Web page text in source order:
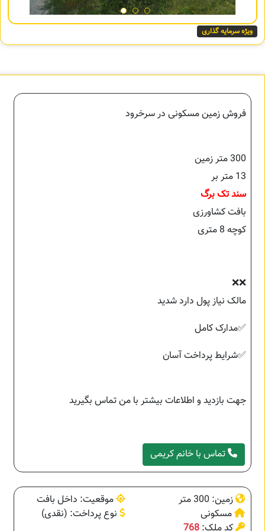
ویژه سرمایه گذاری
فروش زمین مسکونی در سرخرود
300 متر زمین
13 متر بر
سند تک برگ
بافت کشاورزی
کوچه 8 متری
❌❌
مالک نیاز پول دارد شدید
✅مدارک کامل
✅شرایط پرداخت آسان
جهت بازدید و اطلاعات بیشتر با من تماس بگیرید
تماس با خانم کریمی
زمین: 300 متر
موقعیت: داخل بافت
مسکونی
نوع پرداخت: (نقدی)